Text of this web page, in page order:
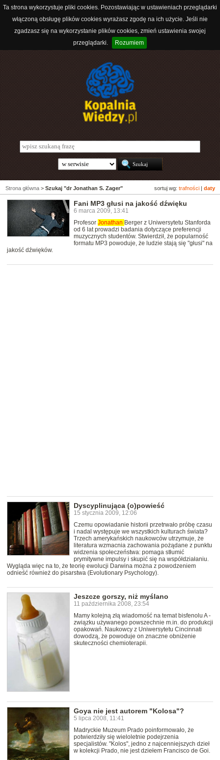
Ta strona wykorzystuje pliki cookies. Pozostawiając w ustawieniach przeglądarki
włączoną obsługę plików cookies wyrażasz zgodę na ich użycie. Jeśli nie
zgadzasz się na wykorzystanie plików cookies, zmień ustawienia swojej
przeglądarki.
Rozumiem
sortuj wg: trafności daty
Strona główna > Szukaj "dr Jonathan S. Zager"
Fani MP3 głusi na jakość dźwięku
6 marca 2009, 13:41
Profesor Jonathan Berger z Uniwersytetu Stanforda
od 6 lat prowadzi badania dotyczące preferencji
muzycznych studentów. Stwierdził, że popularność
formatu MP3 powoduje, że ludzie stają się "głusi" na
jakość dźwięków.
Dyscyplinująca (o)powieść
15 stycznia 2009, 12:06
Czemu opowiadanie historii przetrwało próbę czasu
i nadal występuje we wszystkich kulturach świata?
Trzech amerykańskich naukowców utrzymuje, że
literatura wzmacnia zachowania pożądane z punktu
widzenia społeczeństwa: pomaga stłumić
prymitywne impulsy i skupić się na współdziałaniu.
Wygląda więc na to, że teorię ewolucji Darwina można z powodzeniem
odnieść również do pisarstwa (Evolutionary Psychology).
Jeszcze gorszy, niż myślano
11 października 2008, 23:54
Mamy kolejną złą wiadomość na temat bisfenolu A -
związku używanego powszechnie m.in. do produkcji
opakowań. Naukowcy z Uniwersytetu Cincinnati
dowodzą, że powoduje on znaczne obniżenie
skuteczności chemioterapii.
Goya nie jest autorem "Kolosa"?
5 lipca 2008, 11:41
Madryckie Muzeum Prado poinformowało, że
potwierdziły się wieloletnie podejrzenia
specjalistów. "Kolos", jedno z najcenniejszych dzieł
w kolekcji Prado, nie jest dziełem Francisco de Goi.